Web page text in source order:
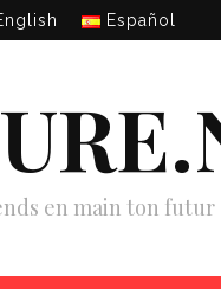
Español
en main ton futur